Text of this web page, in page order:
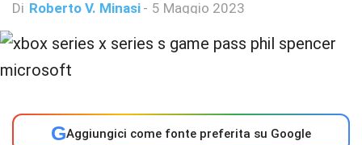
Di Roberto V. Minasi - 5 Maggio 2023
GAggiungici come fonte preferita su Google